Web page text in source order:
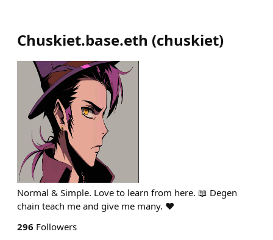
Chuskiet.base.eth (chuskiet)
Normal & Simple. Love to learn from here. 📖 Degen
chain teach me and give me many. ❤️
296 Followers